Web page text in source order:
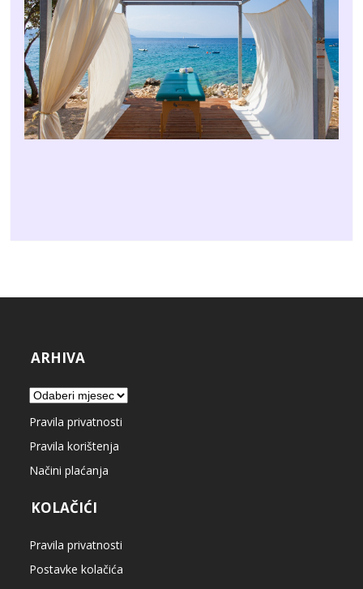
ARHIVA
Arhiva
Pravila privatnosti
Pravila korištenja
Načini plaćanja
KOLAČIĆI
Pravila privatnosti
Postavke kolačića